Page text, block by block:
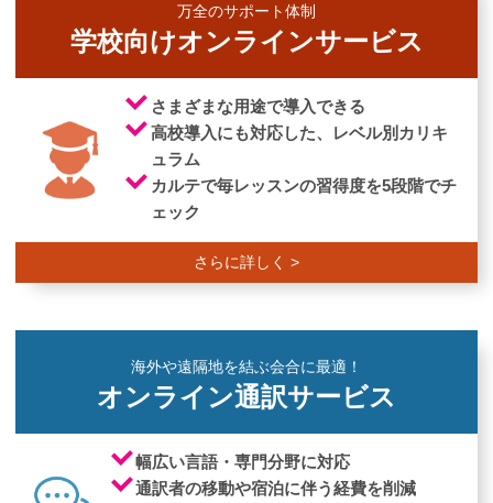
万全のサポート体制
学校向けオンラインサービス
さまざまな用途で導入できる
高校導入にも対応した、
レベル別カリキ
ュラム
カルテで毎レッスンの習得度を5段階でチ
ェック
さらに詳しく >
海外や遠隔地を結ぶ会合に最適！
オンライン通訳サービス
幅広い言語・専門分野に対応
通訳者の移動や宿泊に伴う経費を削減